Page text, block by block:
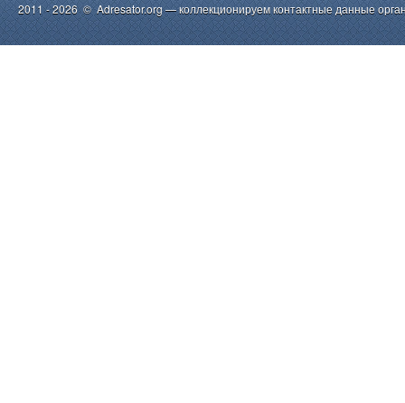
2011 - 2026 © Adresator.org — коллекционируем контактные данные